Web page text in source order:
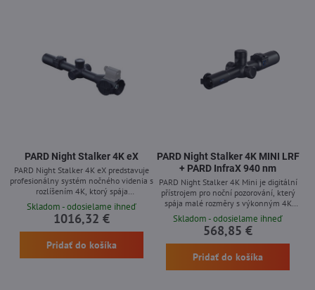
PARD Night Stalker 4K eX
PARD Night Stalker 4K eX predstavuje
profesionálny systém nočného videnia s
rozlíšením 4K, ktorý spája
najmodernejšie technológie s praktickou
funkčnosťou pre lovovú a pozorovaciu
činnosť. Zariadenie vyniká robustnou
konštrukciou, výnimočnou výdržou
batérie a komplexným riešením pre
Skladom - odosielame ihneď
1016,32 €
Pridať do košíka
PARD Night Stalker 4K MINI LRF
+ PARD InfraX 940 nm
PARD Night Stalker 4K Mini je digitální
přístrojem pro noční pozorování, který
spája malé rozměry s výkonným 4K
snímačem. Zařízení se vyznačuje vyšší
citlivostí v nízké освětlení a disponuje
řadou moderních funkcí jako balistická
kalkulačka, laserový dálkoměr a WiFi
připojení. Uživatelé mohou počítat s
Skladom - odosielame ihneď
568,85 €
Pridať do košíka